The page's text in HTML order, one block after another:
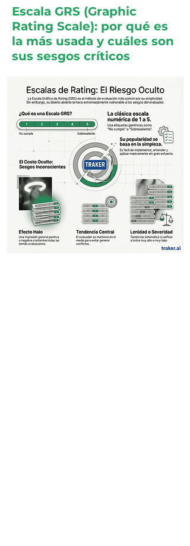
Escala GRS (Graphic
Rating Scale): por qué es
la más usada y cuáles son
sus sesgos críticos